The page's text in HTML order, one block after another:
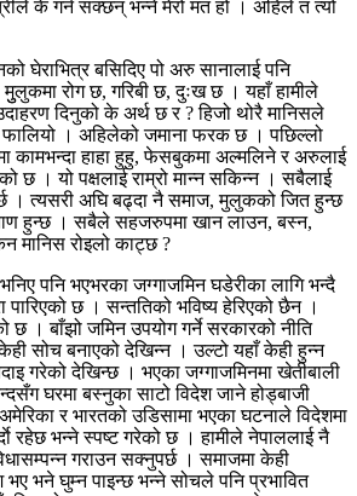
के गर्न सक्छन् भन्ने मेरो मत हो । अहिले त त्यो
घेराभित्र बसिदिए पो अरु सानालाई पनि
मुुलुकमा रोग छ, गरिबी छ, दुःख छ । यहाँ हामीले
दिनुको के अर्थ छ र ? हिजो थोरै मानिसले
फालियो । अहिलेको जमाना फरक छ । पछिल्लो
कामभन्दा हाहा हुहु, फेसबुकमा अल्मलिने र अरुलाई
छ । यो पक्षलाई राम्रो मान्न सकिन्न । सबैलाई
। त्यसरी अघि बढ्दा नै समाज, मुलुकको जित हुन्छ
हुन्छ । सबैले सहजरुपमा खान लाउन, बस्न,
मानिस रोइलो काट्छ ?
पनि भएभरका जग्गाजमिन घडेरीका लागि भन्दै
पारिएको छ । सन्ततिको भविष्य हेरिएको छैन ।
छ । बाँझो जमिन उपयोग गर्ने सरकारको नीति
सोच बनाएको देखिन्न । उल्टो यहाँ केही हुन्न
गरेको देखिन्छ । भएका जग्गाजमिनमा खेतीबाली
घरमा बस्नुका साटो विदेश जाने होड्बाजी
अमेरिका र भारतको उडिसामा भएका घटनाले विदेशमा
रहेछ भन्ने स्पष्ट गरेको छ । हामीले नेपाललाई नै
गराउन सक्नुपर्छ । समाजमा केही
भए भने घुम्न पाइन्छ भन्ने सोचले पनि प्रभावित